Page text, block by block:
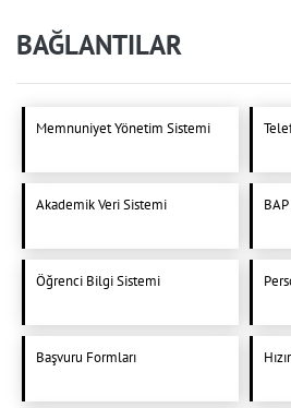
BAĞLANTILAR
Memnuniyet Yönetim Sistemi
Akademik Veri Sistemi
Öğrenci Bilgi Sistemi
Başvuru Formları